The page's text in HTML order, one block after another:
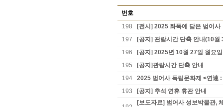
번호
198
[전시] 2025 화폭에 담은 범어사
197
[공지] 관람시간 단축 안내(10월
196
[공지] 2025년 10월 27일 월요
195
[공지]관람시간 단축 안내
194
2025 범어사 독립문화제 <연連
193
[공지] 추석 연휴 휴관 안내
[보도자료] 범어사 성보박물관,